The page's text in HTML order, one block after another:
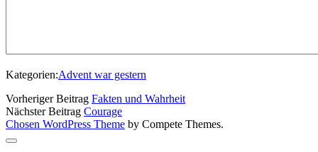
Kategorien:Advent war gestern
Vorheriger Beitrag Fakten und Wahrheit
Nächster Beitrag Courage
Chosen WordPress Theme by Compete Themes.
Nach